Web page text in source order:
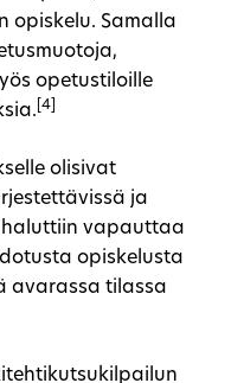
opiskelu. Samalla
opetustiloille
[4]
olisivat
ja
haluttiin vapauttaa
opiskelusta
avarassa tilassa